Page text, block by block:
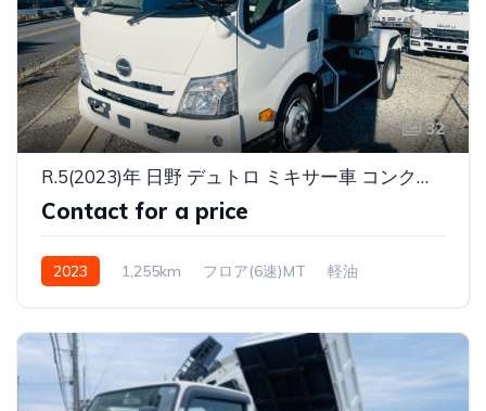
32
R.5(2023)年 日野 デュトロ ミキサー車 コンクリートミキサー ホワイト 走行1,255km
Contact for a price
2023 1,255km フロア(6速)MT 軽油